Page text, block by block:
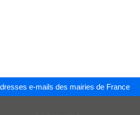
e-mails des mairies de France